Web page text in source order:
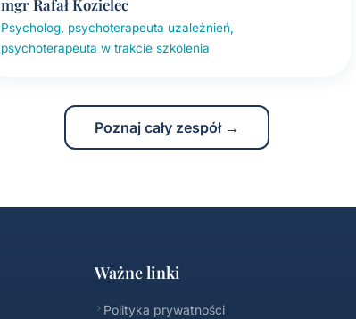
mgr Rafał Kozielec
Psycholog, psychoterapeuta uzależnień,
psychoterapeuta w trakcie szkolenia
Poznaj cały zespół →
Ważne linki
Polityka prywatności